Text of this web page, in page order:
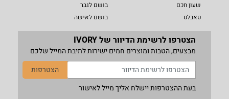
שעון חכם
טאבלט
בושם לגבר
בושם לאישה
הצטרפו לרשימת הדיוור של IVORY
מבצעים, הטבות ומוצרים חמים ישירות לתיבת המייל שלכם
הצטרפות
בעת ההצטרפות יישלח אליך מייל לאישור